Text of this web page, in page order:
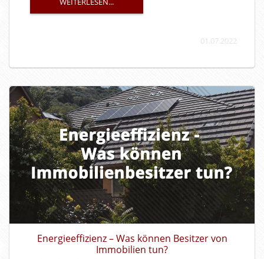
01.07.2022
Energieeffizienz – Was können Besitzer von
Immobilien tun?